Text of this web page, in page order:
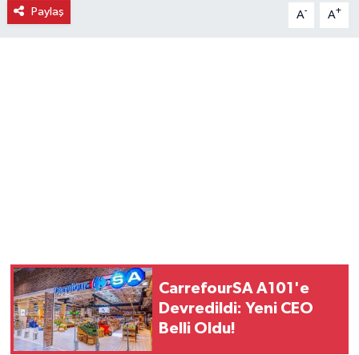
Paylaş A- A+
CarrefourSA A101'e
Devredildi: Yeni CEO
Belli Oldu!
İlçe Haberleri
Seri İlan
Siyaset
Sokak Hayvanlarını Sahiplendirme